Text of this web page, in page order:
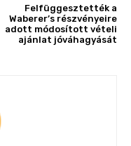
Felfüggesztették a
Waberer’s részvényeire
adott módosított vételi
ajánlat jóváhagyását